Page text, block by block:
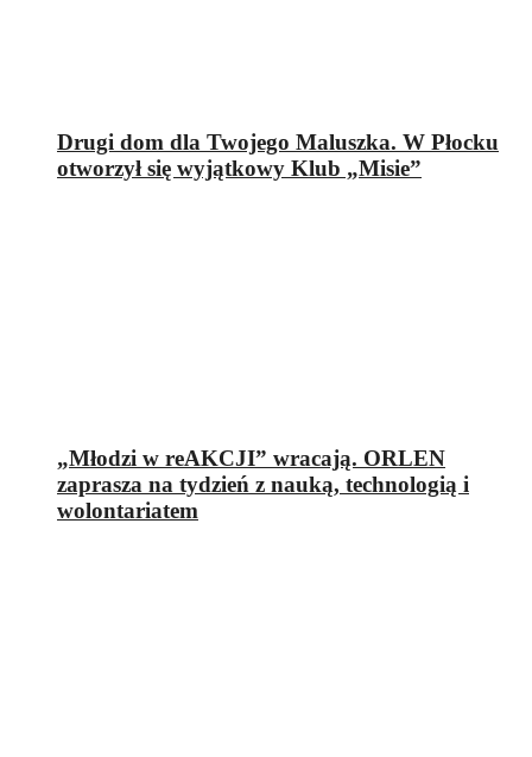
Drugi dom dla Twojego Maluszka. W Płocku
otworzył się wyjątkowy Klub „Misie”
„Młodzi w reAKCJI” wracają. ORLEN
zaprasza na tydzień z nauką, technologią i
wolontariatem